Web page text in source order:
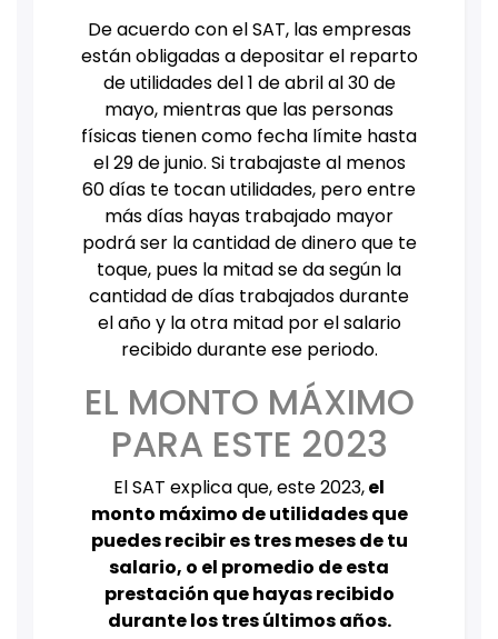
De acuerdo con el SAT, las empresas
están obligadas a depositar el reparto
de utilidades del 1 de abril al 30 de
mayo, mientras que las personas
físicas tienen como fecha límite hasta
el 29 de junio. Si trabajaste al menos
60 días te tocan utilidades, pero entre
más días hayas trabajado mayor
podrá ser la cantidad de dinero que te
toque, pues la mitad se da según la
cantidad de días trabajados durante
el año y la otra mitad por el salario
recibido durante ese periodo.
EL MONTO MÁXIMO
PARA ESTE 2023
El SAT explica que, este 2023,el
monto máximo de utilidades que
puedes recibir es tres meses de tu
salario, o el promedio de esta
prestación que hayas recibido
durante los tres últimos años.